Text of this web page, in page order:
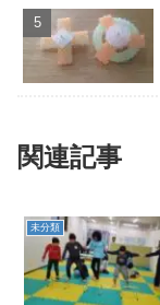
関連記事
未分類